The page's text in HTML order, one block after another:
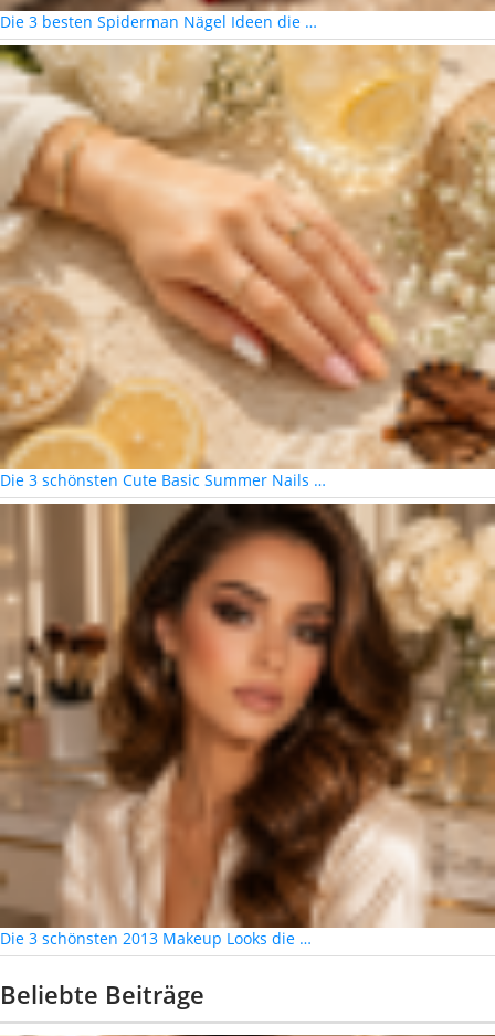
Die 3 besten Spiderman Nägel Ideen die …
Die 3 schönsten Cute Basic Summer Nails …
Die 3 schönsten 2013 Makeup Looks die …
Beliebte Beiträge